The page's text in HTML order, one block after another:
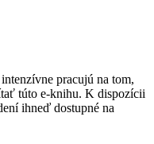
pracujú na tom,
túto e-knihu. K dispozícii
ihneď dostupné na